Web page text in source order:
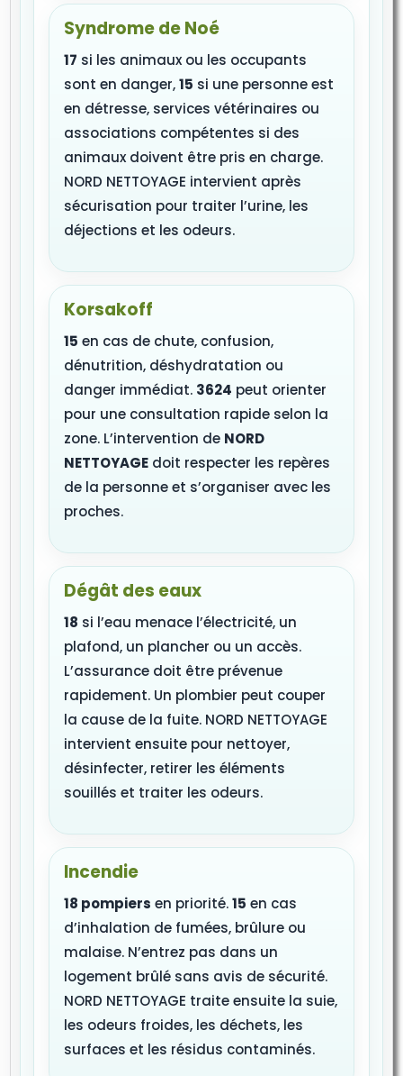
Syndrome de Noé
17 si les animaux ou les occupants
sont en danger,15 si une personne est
en détresse, services vétérinaires ou
associations compétentes si des
animaux doivent être pris en charge.
NORD NETTOYAGE intervient après
sécurisation pour traiter l’urine, les
déjections et les odeurs.
Korsakoff
15 en cas de chute, confusion,
dénutrition, déshydratation ou
danger immédiat. 3624 peut orienter
pour une consultation rapide selon la
zone. L’intervention de NORD
NETTOYAGE doit respecter les repères
de la personne et s’organiser avec les
proches.
Dégât des eaux
18 si l’eau menace l’électricité, un
plafond, un plancher ou un accès.
L’assurance doit être prévenue
rapidement. Un plombier peut couper
la cause de la fuite. NORD NETTOYAGE
intervient ensuite pour nettoyer,
désinfecter, retirer les éléments
souillés et traiter les odeurs.
Incendie
18 pompiers en priorité.15 en cas
d’inhalation de fumées, brûlure ou
malaise. N’entrez pas dans un
logement brûlé sans avis de sécurité.
NORD NETTOYAGE traite ensuite la suie,
les odeurs froides, les déchets, les
surfaces et les résidus contaminés.